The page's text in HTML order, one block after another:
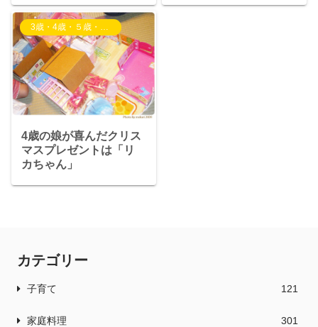
3歳・4歳・５歳・6歳児の子育て
4歳の娘が喜んだクリス
マスプレゼントは「リ
カちゃん」
カテゴリー
子育て 121
家庭料理 301